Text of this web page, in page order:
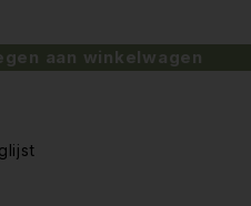
aan winkelwagen